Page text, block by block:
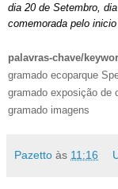
dia 20 de Setembro,
comemorada pelo
palavras-chave/
gramado ecoparque
gramado exposição de
gramado imagens
Pazetto às 11:16